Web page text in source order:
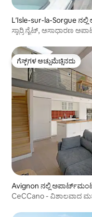
LʼIsle-sur-la-Sorgue
ಸ್ಟಾರ್ರಿ ನೈಟ್, ಅಸಾಧಾರಣ
ಗೆಸ್ಟ್‌ಗಳ ಅಚ್ಚುಮೆಚ್ಚಿನದು
ಗೆಸ್ಟ್‌ಗಳ ಅಚ್ಚುಮೆಚ್ಚಿನದು
Avignon ನಲ್ಲಿ
CeCCano - ವಿಶಾಲವಾದ